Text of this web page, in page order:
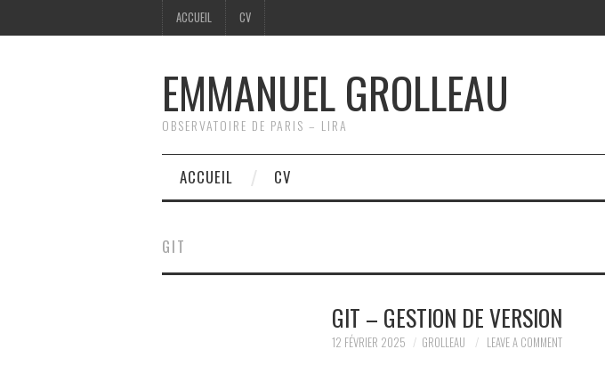
ACCUEIL CV
EMMANUEL GROLLEAU
OBSERVATOIRE DE PARIS – LIRA
ACCUEIL CV
GIT
GIT – GESTION DE VERSION
12 FÉVRIER 2025 GROLLEAU LEAVE A COMMENT